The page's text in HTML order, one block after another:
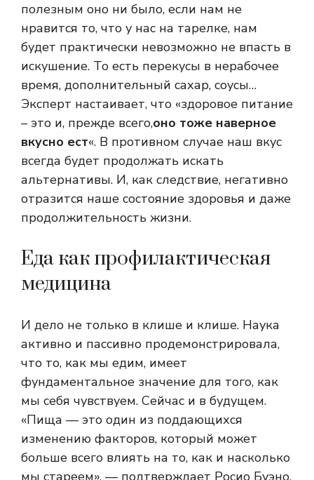
полезным оно ни было, если нам не
нравится то, что у нас на тарелке, нам
будет практически невозможно не впасть в
искушение. То есть перекусы в нерабочее
время, дополнительный сахар, соусы…
Эксперт настаивает, что «здоровое питание
– это и, прежде всего,оно тоже наверное
вкусно ест«. В противном случае наш вкус
всегда будет продолжать искать
альтернативы. И, как следствие, негативно
отразится наше состояние здоровья и даже
продолжительность жизни.
Еда как профилактическая
медицина
И дело не только в клише и клише. Наука
активно и пассивно продемонстрировала,
что то, как мы едим, имеет
фундаментальное значение для того, как
мы себя чувствуем. Сейчас и в будущем.
«Пища — это один из поддающихся
изменению факторов, который может
больше всего влиять на то, как и насколько